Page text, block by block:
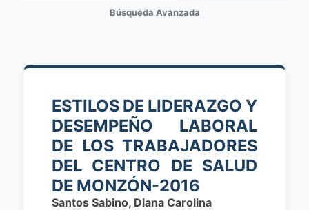
Búsqueda Avanzada
ESTILOS DE LIDERAZGO Y
DESEMPEÑO LABORAL
DE LOS TRABAJADORES
DEL CENTRO DE SALUD
DE MONZÓN-2016
Santos Sabino, Diana Carolina